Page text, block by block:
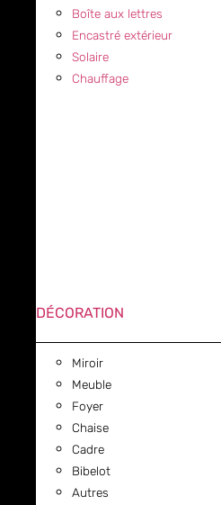
Boîte aux lettres
Encastré extérieur
Solaire
Chauffage
DÉCORATION
Miroir
Meuble
Foyer
Chaise
Cadre
Bibelot
Autres